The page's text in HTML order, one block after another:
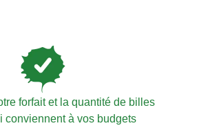
forfait et la quantité de billes
conviennent à vos budgets